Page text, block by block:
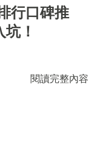
行口碑推
！
閱讀完整內容